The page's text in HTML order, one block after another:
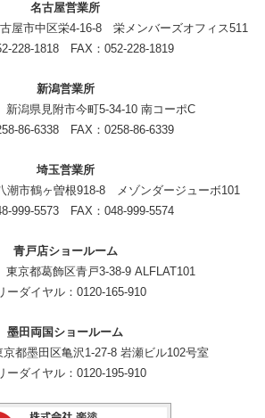
名古屋営業所
屋市中区栄4-16-8 栄メンバーズオフィス511
228-1818 FAX：052-228-1819
新潟営業所
潟県見附市今町5-34-10 南コーポC
86-6338 FAX：0258-86-6339
埼玉営業所
潮市鶴ヶ曽根918-8 メゾンダージューボ101
999-5573 FAX：048-999-5574
青戸店ショールーム
京都葛飾区青戸3-38-9 ALFLAT101
ーダイヤル：0120-165-910
墨田両国ショールーム
都墨田区亀沢1-27-8 岩瀬ビル102号室
ーダイヤル：0120-195-910